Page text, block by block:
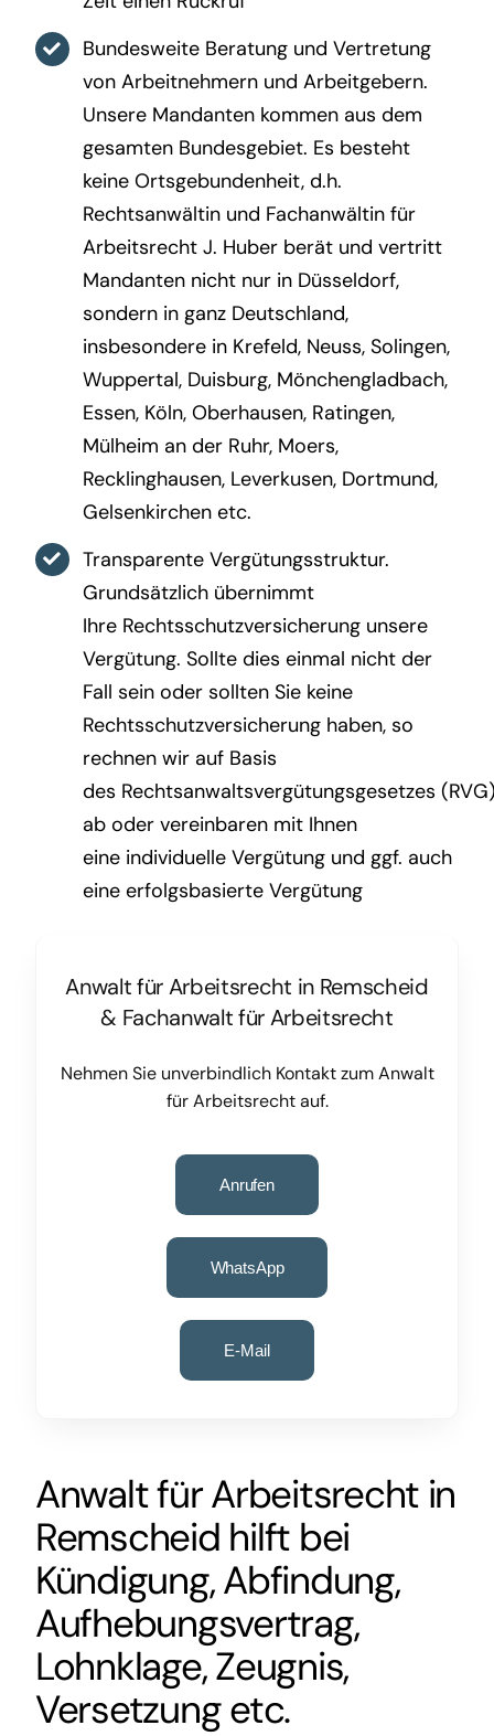
Bundesweite Beratung und Vertretung
von Arbeitnehmern und Arbeitgebern.
Unsere Mandanten kommen aus dem
gesamten Bundesgebiet. Es besteht
keine Ortsgebundenheit, d.h.
Rechtsanwältin und Fachanwältin für
Arbeitsrecht J. Huber berät und vertritt
Mandanten nicht nur in Düsseldorf,
sondern in ganz Deutschland,
insbesondere in Krefeld, Neuss, Solingen,
Wuppertal, Duisburg, Mönchengladbach,
Essen, Köln, Oberhausen, Ratingen,
Mülheim an der Ruhr, Moers,
Recklinghausen, Leverkusen, Dortmund,
Gelsenkirchen etc.
Transparente Vergütungsstruktur.
Grundsätzlich übernimmt
Ihre Rechtsschutzversicherung unsere
Vergütung. Sollte dies einmal nicht der
Fall sein oder sollten Sie keine
Rechtsschutzversicherung haben, so
rechnen wir auf Basis
des Rechtsanwaltsvergütungsgesetzes
ab oder vereinbaren mit Ihnen
eine individuelle Vergütung und ggf. auch
eine erfolgsbasierte Vergütung
Anwalt für Arbeitsrecht in Remscheid
& Fachanwalt für Arbeitsrecht
Nehmen Sie unverbindlich Kontakt zum Anwalt
für Arbeitsrecht auf.
Anrufen
WhatsApp
E-Mail
Anwalt für Arbeitsrecht in
Remscheid hilft bei
Kündigung, Abfindung,
Aufhebungsvertrag,
Lohnklage, Zeugnis,
Versetzung etc.